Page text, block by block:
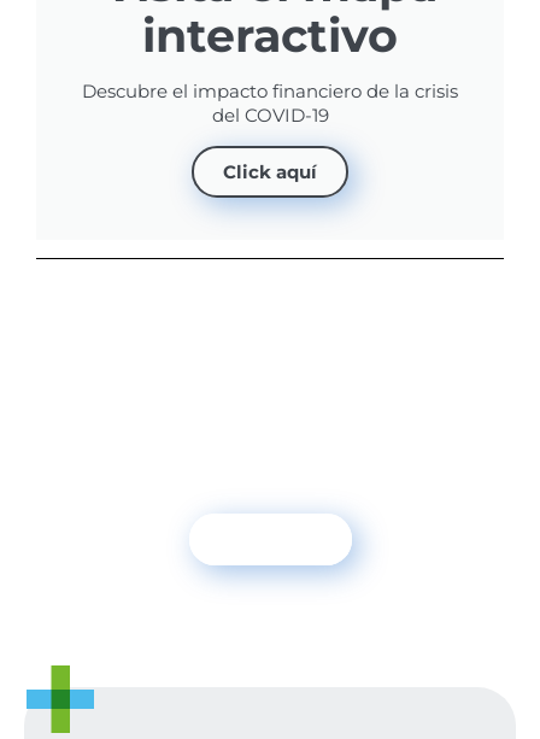
interactivo
Descubre el impacto financiero de la crisis
del COVID-19
Click aquí
NEXOS+1 NEWS